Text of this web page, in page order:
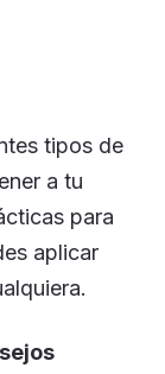
tipos de
a tu
para
aplicar